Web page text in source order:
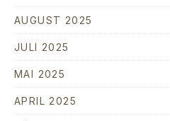
AUGUST 2025
JULI 2025
MAI 2025
APRIL 2025